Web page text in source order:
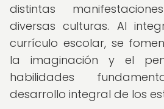
distintas
diversas culturas. Al
currículo escolar, se
la imaginación y el
habilidades
desarrollo integral de los